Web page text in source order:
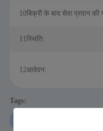
10बिक्री के बाद सेवा प्रदान की
11स्थिति:
12आवेदन:
Tags: